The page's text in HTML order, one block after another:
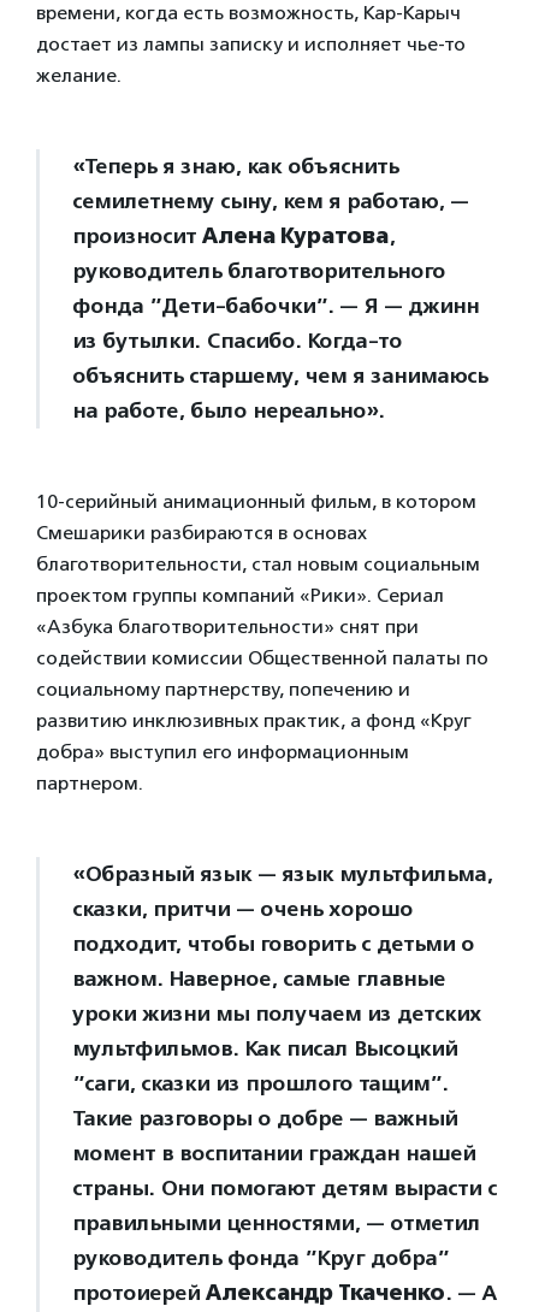
времени, когда есть возможность, Кар-Карыч
достает из лампы записку и исполняет чье-то
желание.
«Теперь я знаю, как объяснить
семилетнему сыну, кем я работаю, —
произносит Алена Куратова,
руководитель благотворительного
фонда ”Дети-бабочки”. — Я — джинн
из бутылки. Спасибо. Когда-то
объяснить старшему, чем я занимаюсь
на работе, было нереально».
10-серийный анимационный фильм, в котором
Смешарики разбираются в основах
благотворительности, стал новым социальным
проектом группы компаний «Рики». Сериал
«Азбука благотворительности» снят при
содействии комиссии Общественной палаты по
социальному партнерству, попечению и
развитию инклюзивных практик, а фонд «Круг
добра» выступил его информационным
партнером.
«Образный язык — язык мультфильма,
сказки, притчи — очень хорошо
подходит, чтобы говорить с детьми о
важном. Наверное, самые главные
уроки жизни мы получаем из детских
мультфильмов. Как писал Высоцкий
”саги, сказки из прошлого тащим”.
Такие разговоры о добре — важный
момент в воспитании граждан нашей
страны. Они помогают детям вырасти с
правильными ценностями, — отметил
руководитель фонда ”Круг добра”
протоиерей Александр Ткаченко. — А